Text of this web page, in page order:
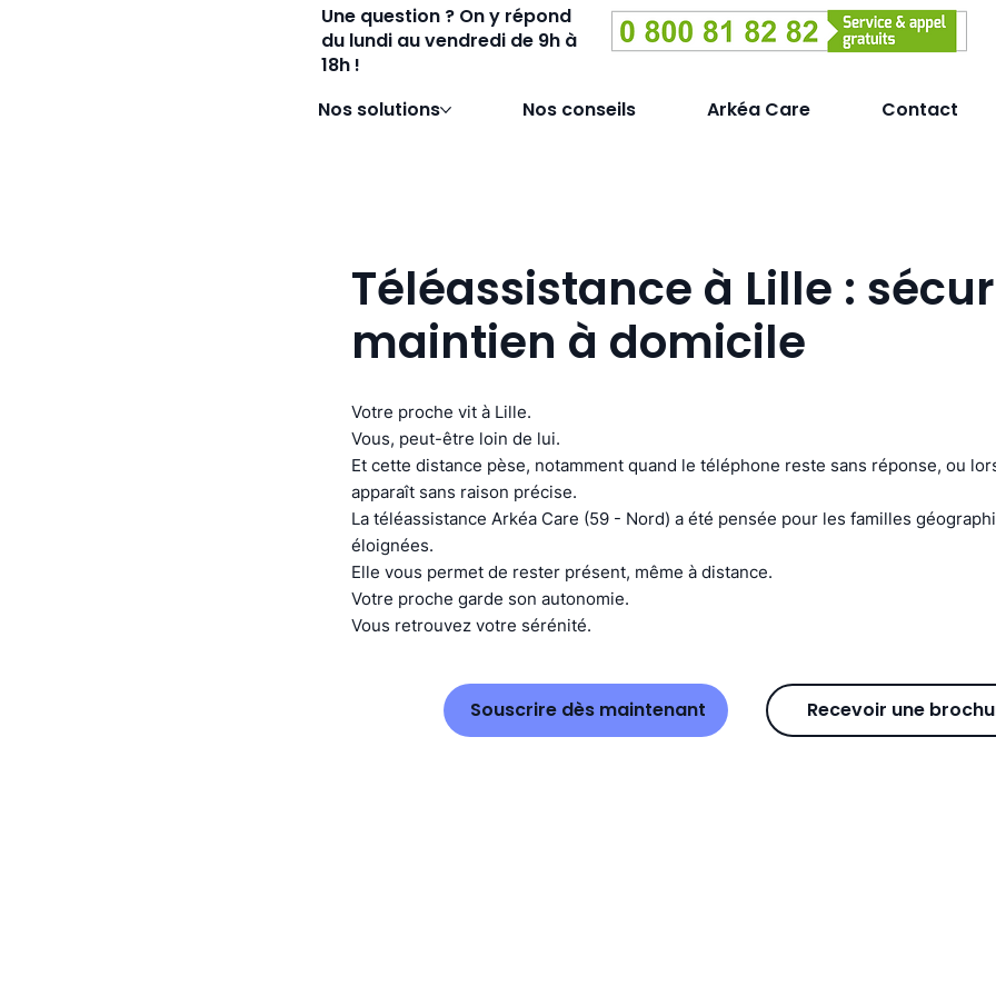
Une question ? On y répond
du lundi au vendredi de 9h à
18h !
Nos solutions Nos conseils Arkéa Care Contact
Téléassistance à Lille :
maintien à domicile
Votre proche vit à Lille.
Vous, peut-être loin de lui.
Et cette distance pèse, notamment quand le téléphone reste sans réponse, ou
apparaît sans raison précise.
La téléassistance Arkéa Care (59 - Nord) a été pensée pour les familles
éloignées.
Elle vous permet de rester présent, même à distance.
Votre proche garde son autonomie.
Vous retrouvez votre sérénité.
Souscrire dès maintenant Recevoir une